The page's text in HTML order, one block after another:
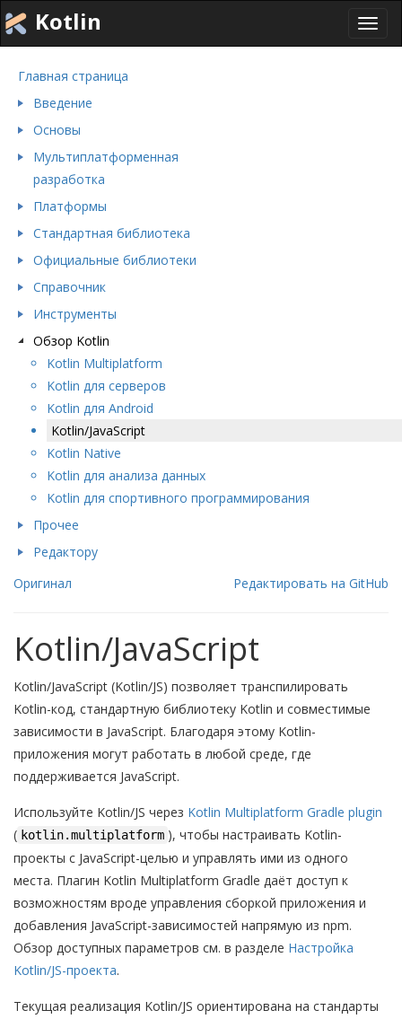
Kotlin
Главная страница
Введение
Основы
Мультиплатформенная
разработка
Платформы
Стандартная библиотека
Официальные библиотеки
Справочник
Инструменты
Обзор Kotlin
Kotlin Multiplatform
Kotlin для серверов
Kotlin для Android
Kotlin/JavaScript
Kotlin Native
Kotlin для анализа данных
Kotlin для спортивного программирования
Прочее
Редактору
Редактировать на GitHub
Оригинал
Kotlin/JavaScript
Kotlin/JavaScript (Kotlin/JS) позволяет транспилировать
Kotlin-код, стандартную библиотеку Kotlin и совместимые
зависимости в JavaScript. Благодаря этому Kotlin-
приложения могут работать в любой среде, где
поддерживается JavaScript.
Используйте Kotlin/JS через Kotlin Multiplatform Gradle plugin
( kotlin.multiplatform ), чтобы настраивать Kotlin-
проекты с JavaScript-целью и управлять ими из одного
места. Плагин Kotlin Multiplatform Gradle даёт доступ к
возможностям вроде управления сборкой приложения и
добавления JavaScript-зависимостей напрямую из npm.
Обзор доступных параметров см. в разделе Настройка
Kotlin/JS-проекта.
Текущая реализация Kotlin/JS ориентирована на стандарты